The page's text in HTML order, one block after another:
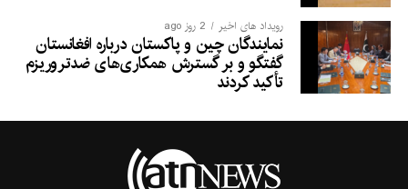
رویداد های اخیر 2 روز ago
نمایندگان چین و پاکستان درباره افغانستان
گفتگو و بر گسترش همکاری‌های ضدتروریزم
تأکید کردند